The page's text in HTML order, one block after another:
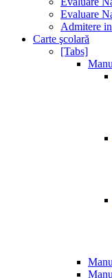
Evaluare
Admitere
Carte şcolară
[Tabs]